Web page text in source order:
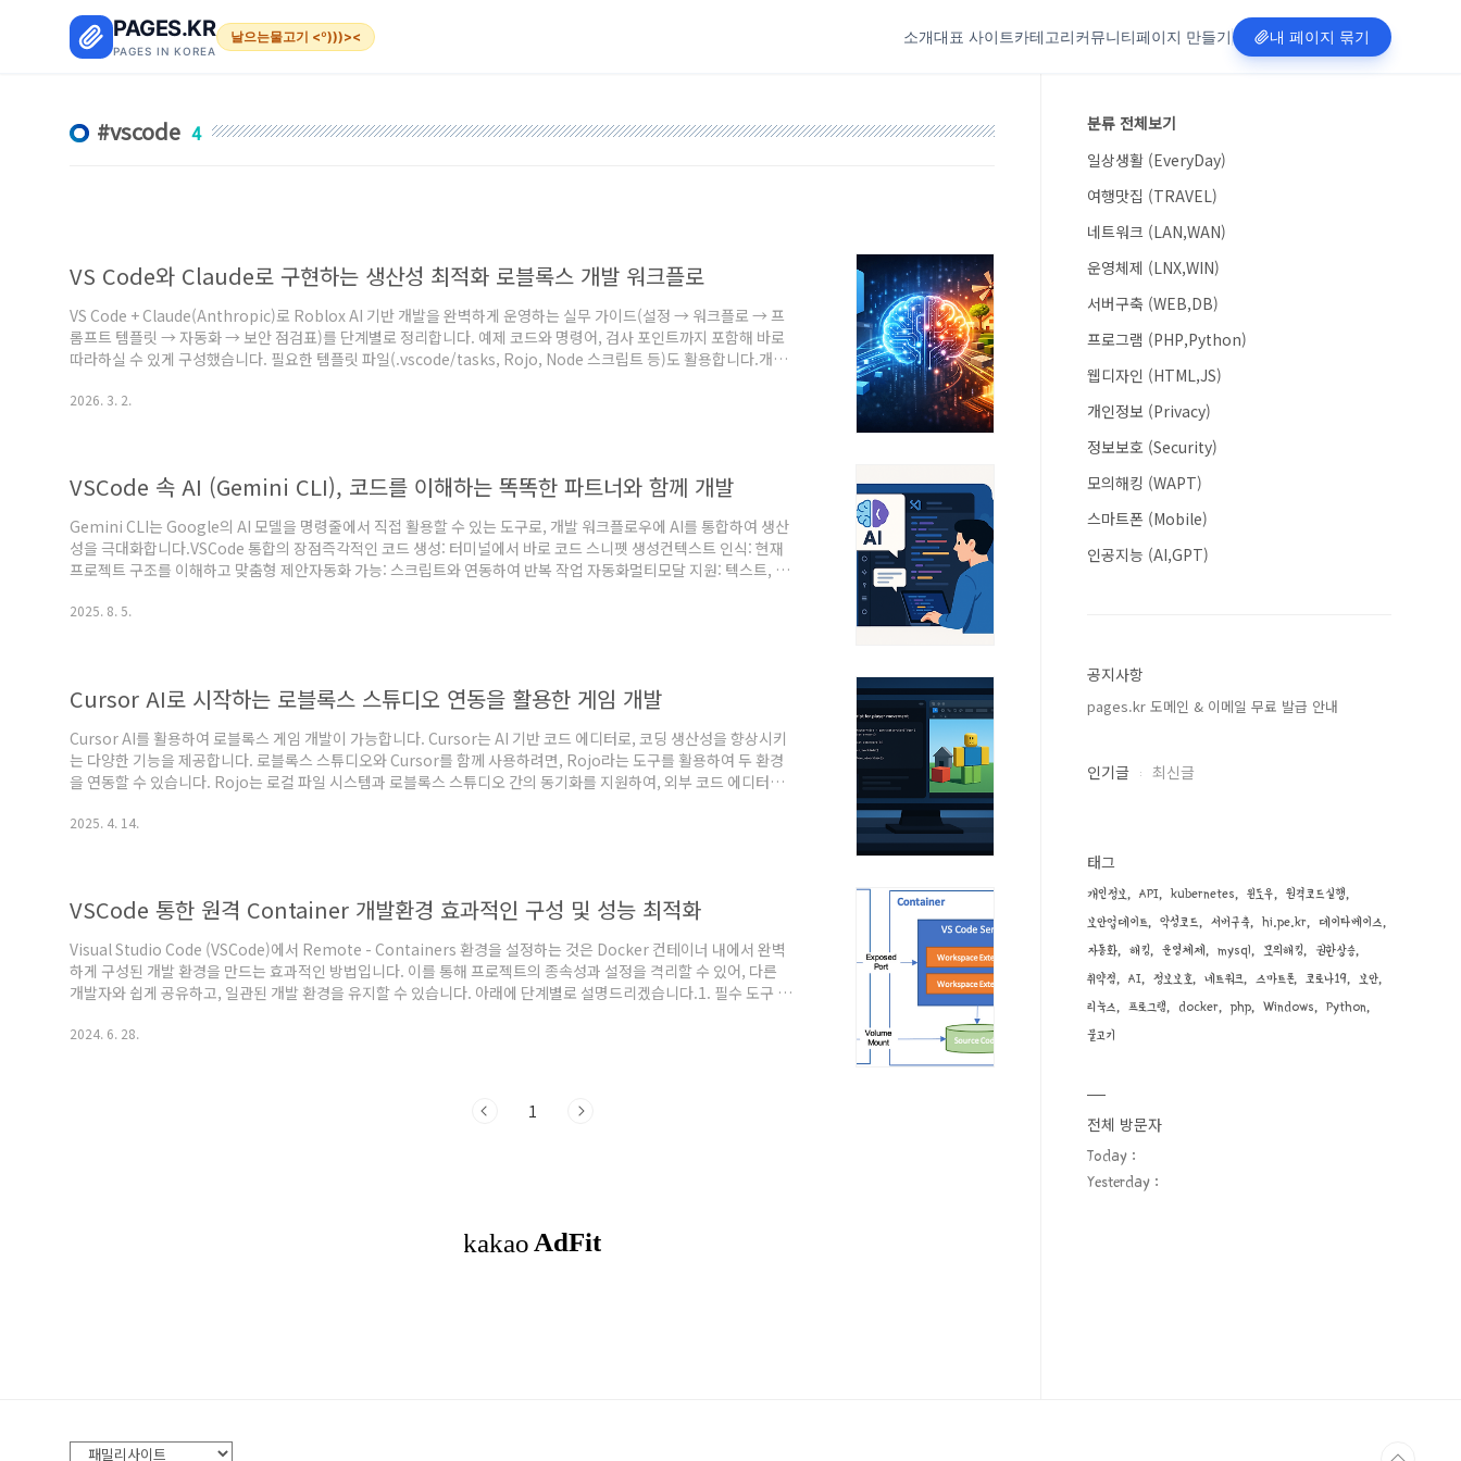
PAGES.KR
PAGES IN KOREA
날으는물고기 <º)))>< 소개대표 사이트카테고리커뮤니티페이지 만들기 내 페이지 묶기
vscode 4
VS Code와 Claude로 구현하는 생산성 최적화 로블록스 개발 워크플로
VS Code + Claude(Anthropic)로 Roblox AI 기반 개발을 완벽하게 운영하는 실무 가이드(설정 → 워크플로 → 프
롬프트 템플릿 → 자동화 → 보안 점검표)를 단계별로 정리합니다. 예제 코드와 명령어, 검사 포인트까지 포함해 바로
따라하실 수 있게 구성했습니다. 필요한 템플릿 파일(.vscode/tasks, Rojo, Node 스크립트 등)도 활용합니다.개요
(Luau 유닛테스트)Claude API 키(Anthropic) — 환경변수로 보관optional: roblox-ts 또는 rbxmk
2026. 3. 2.
VSCode 속 AI (Gemini CLI), 코드를 이해하는 똑똑한 파트너와 함께 개발
Gemini CLI는 Google의 AI 모델을 명령줄에서 직접 활용할 수 있는 도구로, 개발 워크플로우에 AI를 통합하여 생산
성을 극대화합니다.VSCode 통합의 장점즉각적인 코드 생성: 터미널에서 바로 코드 스니펫 생성컨텍스트 인식: 현재
프로젝트 구조를 이해하고 맞춤형 제안자동화 가능: 스크립트와 연동하여 반복 작업 자동화멀티모달 지원: 텍스트, 코
"terminal.integrated.env.osx": { "GEMINI_API_KEY": "your-api-key" }, "gemini.cli": { "model":
2025. 8. 5.
Cursor AI로 시작하는 로블록스 스튜디오 연동을 활용한 게임 개발
Cursor AI를 활용하여 로블록스 게임 개발이 가능합니다. Cursor는 AI 기반 코드 에디터로, 코딩 생산성을 향상시키
는 다양한 기능을 제공합니다. 로블록스 스튜디오와 Cursor를 함께 사용하려면, Rojo라는 도구를 활용하여 두 환경
을 연동할 수 있습니다. Rojo는 로컬 파일 시스템과 로블록스 스튜디오 간의 동기화를 지원하여, 외부 코드 에디터에
웹사이트에서 Rojo를 다운로드하여 설치합니다.Cursor와 Rojo 플러그인 설치: Cursor는 VSCode 기반이므로,
2025. 4. 14.
VSCode 통한 원격 Container 개발환경 효과적인 구성 및 성능 최적화
Visual Studio Code (VSCode)에서 Remote - Containers 환경을 설정하는 것은 Docker 컨테이너 내에서 완벽
하게 구성된 개발 환경을 만드는 효과적인 방법입니다. 이를 통해 프로젝트의 종속성과 설정을 격리할 수 있어, 다른
개발자와 쉽게 공유하고, 일관된 개발 환경을 유지할 수 있습니다. 아래에 단계별로 설명드리겠습니다.1. 필수 도구 설
시스템에 설치합니다. Windows, macOS, Linux 모두 지원합니다.Remote - Containers 확장: VSCode에서
2024. 6. 28.
1
분류 전체보기
일상생활 (EveryDay)
여행맛집 (TRAVEL)
네트워크 (LAN,WAN)
운영체제 (LNX,WIN)
서버구축 (WEB,DB)
프로그램 (PHP,Python)
웹디자인 (HTML,JS)
개인정보 (Privacy)
정보보호 (Security)
모의해킹 (WAPT)
스마트폰 (Mobile)
인공지능 (AI,GPT)
공지사항
pages.kr 도메인 & 이메일 무료 발급 안내
인기글 최신글
태그
개인정보 API kubernetes 윈도우
원격코드실행
보안업데이트
악성코드 서버구축 hi.pe.kr
데이타베이스
자동화
해킹 운영체제 mysql 모의해킹
권한상승
취약점
AI 정보보호 네트워크 스마트폰 코로나19
보안
리눅스
프로그램 docker php Windows
Python
물고기
전체 방문자
Today :
Yesterday :